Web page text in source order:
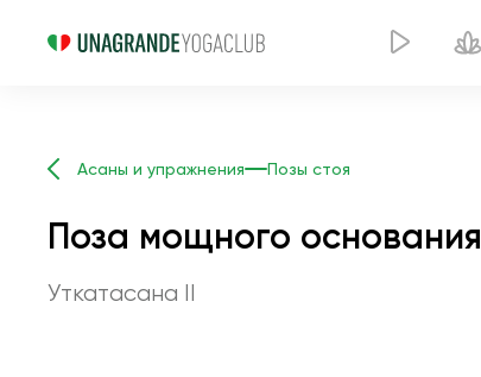
Асаны и упражнения Позы стоя
Поза мощного основания
Уткатасана II